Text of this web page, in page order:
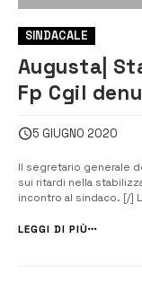
SINDACALE
Augusta|
Fp Cgil
5 GIUGNO 2020
Il segretario generale
sui ritardi nella
incontro al sindaco. [/]
ritardano le procedure
LEGGI DI PIÙ